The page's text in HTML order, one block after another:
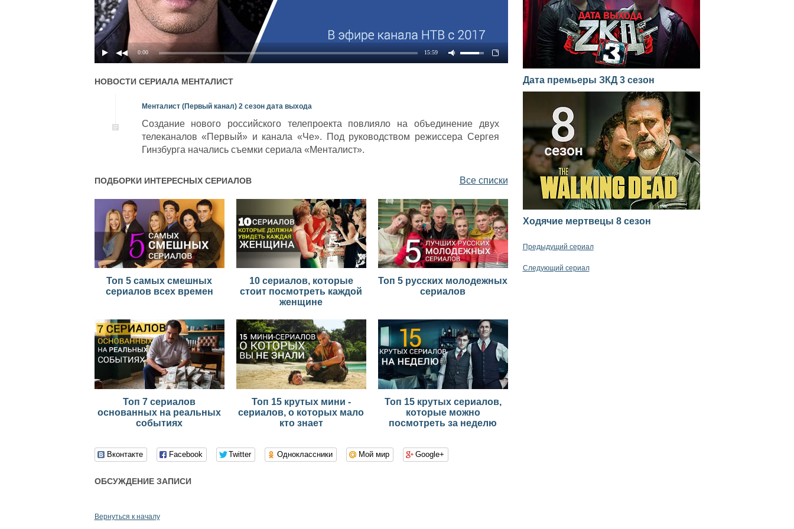
0:00 15:59
НОВОСТИ СЕРИАЛА МЕНТАЛИСТ
Менталист (Первый канал) 2 сезон дата выхода
Создание нового российского телепроекта повлияло на объединение двух
телеканалов «Первый» и канала «Че». Под руководством режиссера Сергея
Гинзбурга начались съемки сериала «Менталист».
ПОДБОРКИ ИНТЕРЕСНЫХ СЕРИАЛОВ Все списки
Топ 5 самых смешных
сериалов всех времен
10 сериалов, которые
стоит посмотреть каждой
женщине
Топ 5 русских молодежных
сериалов
Топ 7 сериалов
основанных на реальных
событиях
Топ 15 крутых мини -
сериалов, о которых мало
кто знает
Топ 15 крутых сериалов,
которые можно
посмотреть за неделю
Вконтакте Facebook Twitter Одноклассники Мой мир Google+
ОБСУЖДЕНИЕ ЗАПИСИ
Дата премьеры ЗКД 3 сезон
Ходячие мертвецы 8 сезон
Предыдущий сериал
Следующий сериал
Вернуться к началу